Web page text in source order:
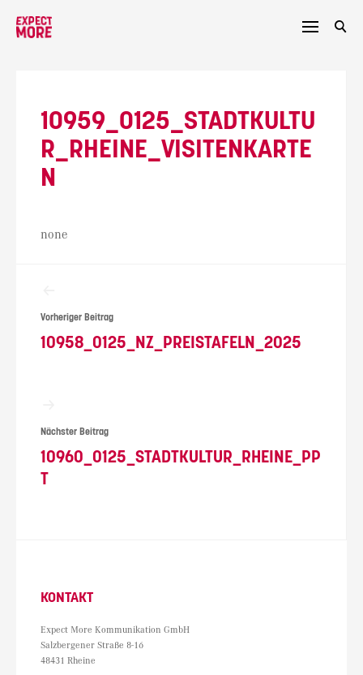
10959_0125_STADTKULTU
R_RHEINE_VISITENKARTE
N
none
Vorheriger Beitrag
10958_0125_NZ_PREISTAFELN_2025
Nächster Beitrag
10960_0125_STADTKULTUR_RHEINE_PP
T
KONTAKT
Expect More Kommunikation GmbH
Salzbergener Straße 8-16
48431 Rheine